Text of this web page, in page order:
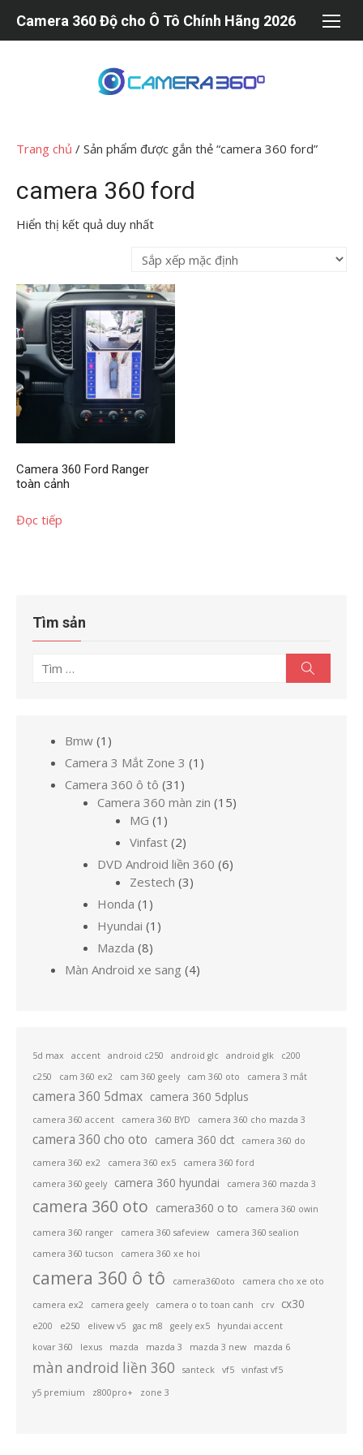
Camera 360 Độ cho Ô Tô Chính Hãng 2026
Trang chủ / Sản phẩm được gắn thẻ “camera 360 ford”
camera 360 ford
Hiển thị kết quả duy nhất
Camera 360 Ford Ranger
toàn cảnh
Đọc tiếp
Tìm sản
Tìm
kiếm
Bmw 1 1
sản
Camera 3 Mắt Zone 3 1 1
phẩm
Camera 360 ô tô 31 31
sản
Camera 360 màn zin 1515
MG 1 1
sản
phẩm
Vinfast 22
sản
phẩm
DVD Android liền 360 66
Zestech 33
Honda 1 1
sản
Hyundai 1 1
Mazda 88
sản
phẩm
Màn Android xe sang 44
5d max accent android c250 android glc android glk
c200
c250
cam 360 ex2 cam 360 geely cam 360 oto camera 3 mắt
camera 360 5dmax camera 360 5dplus
camera 360 accent camera 360 BYD camera 360 cho mazda 3
camera 360 cho oto camera 360 dct
camera 360 do
camera 360 ex2
camera 360 ex5
camera 360 ford
camera 360 geely
camera 360 hyundai camera 360 mazda 3
camera 360 oto camera360 o to camera 360 owin
camera 360 ranger camera 360 safeview
camera 360 sealion
camera 360 tucson
camera 360 xe hoi
camera 360 ô tô camera360oto camera cho xe oto
camera ex2 camera geely camera o to toan canh crv cx30
e200 e250 elivew v5 gac m8 geely ex5
hyundai accent
kovar 360
lexus mazda mazda 3 mazda 3 new mazda 6
màn android liền 360 santeck vf5
vinfast vf5
y5 premium
z800pro+ zone 3